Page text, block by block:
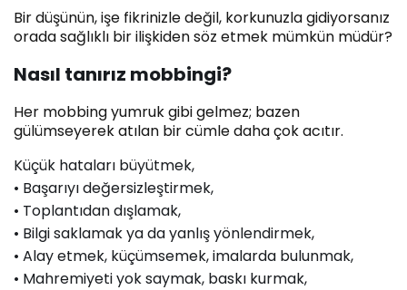
Bir düşünün, işe fikrinizle değil, korkunuzla gidiyorsanız
orada sağlıklı bir ilişkiden söz etmek mümkün müdür?
Nasıl tanırız mobbingi?
Her mobbing yumruk gibi gelmez; bazen
gülümseyerek atılan bir cümle daha çok acıtır.
Küçük hataları büyütmek,
• Başarıyı değersizleştirmek,
• Toplantıdan dışlamak,
• Bilgi saklamak ya da yanlış yönlendirmek,
• Alay etmek, küçümsemek, imalarda bulunmak,
• Mahremiyeti yok saymak, baskı kurmak,